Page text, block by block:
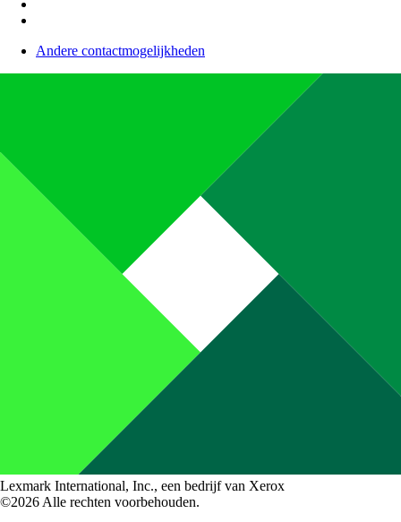
Andere contactmogelijkheden
Lexmark International, Inc., een bedrijf van Xerox
©2026 Alle rechten voorbehouden.